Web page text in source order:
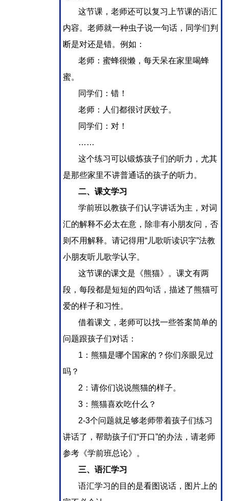
这节课，老师还可以复习上节课的语汇
内容。老师就一种虫子说一句话，同学们判
断是对还是错。例如：
老师：蜜蜂很懒，每天呆在家里喝蜂
蜜。
同学们：错！
老师：人们都很讨厌蚊子。
同学们：对！
……
这个练习可以锻炼孩子们的听力，尤其
是那些家里不讲普通话的孩子的听力。
二、课文学习
学前班以教孩子们认字讲话为主，对词
汇的解释不必太在意，除非有小朋友问，否
则不用解释。请记得用“儿歌听读识字”法教
小朋友听儿歌学认字。
这节课的课文是《熊猫》。课文有两
段，每段都是短短的四句话，描述了熊猫可
爱的样子和习性。
借着课文，老师可以找一些答案简单的
问题跟孩子们对话：
1：熊猫是哪个国家的？你们亲眼见过
吗？
2：请你们说说熊猫的样子。
3：熊猫喜欢吃什么？
2-3个问题就足够老师带着孩子们练习
讲话了，帮助孩子们“开口”的办法，请老师
参考《学前班总论》。
三、语汇学习
语汇学习的目的是看图说话，图片上的